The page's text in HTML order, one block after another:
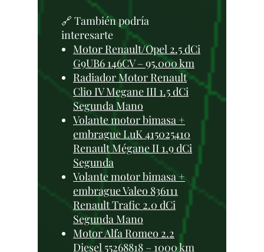
🔗 También podría
interesarte
Motor Renault/Opel 2.5 dCi
G9UB6 146CV – 95.000 km
Radiador Motor Renault
Clio IV Megane III 1.5 dCi
Segunda Mano
Volante motor bimasa +
embrague LuK 415025410
Renault Mégane II 1.9 dCi
Segunda
Volante motor bimasa +
embrague Valeo 836111
Renault Trafic 2.0 dCi
Segunda Mano
Motor Alfa Romeo 2.2
Diesel 55268818 – 1000 km